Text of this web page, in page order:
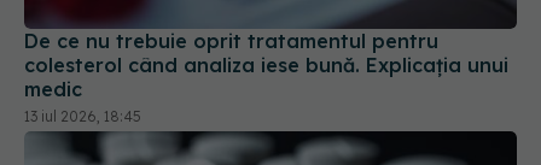
13 iul 2026, 18:45